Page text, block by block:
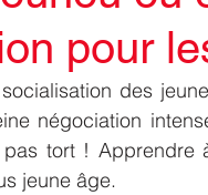
pour
des
négociation
tort ! Apprendre
jeune âge.